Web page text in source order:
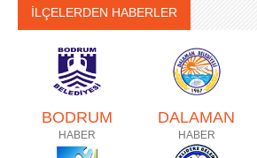
İLÇELERDEN HABERLER
BODRUM
HABER
DALAMAN
HABER